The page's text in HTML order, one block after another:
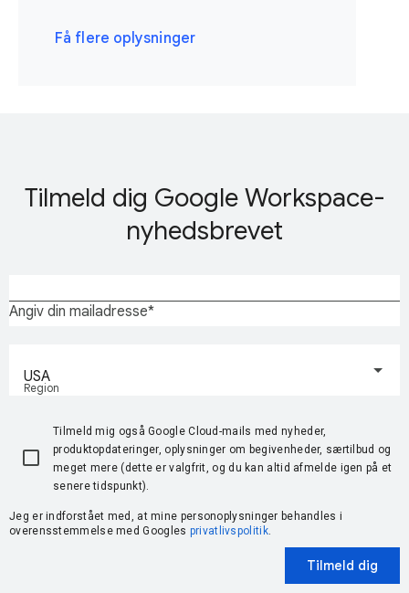
Få flere oplysninger
Tilmeld dig Google Workspace-
nyhedsbrevet
Angiv din mailadresse
Region
USA
Tilmeld mig også Google Cloud-mails med nyheder,
produktopdateringer, oplysninger om begivenheder, særtilbud og
meget mere (dette er valgfrit, og du kan altid afmelde igen på et
senere tidspunkt).
Jeg er indforstået med, at mine personoplysninger behandles i
overensstemmelse med Googles privatlivspolitik.
Tilmeld dig